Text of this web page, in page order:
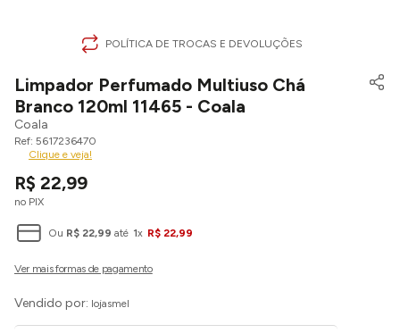
POLÍTICA DE TROCAS E DEVOLUÇÕES
Limpador Perfumado Multiuso Chá
Branco 120ml 11465 - Coala
Coala
5617236470
Clique e veja!
R$ 22,99
no PIX
Ou R$ 22,99 até 1x R$ 22,99
Vendido por: lojasmel